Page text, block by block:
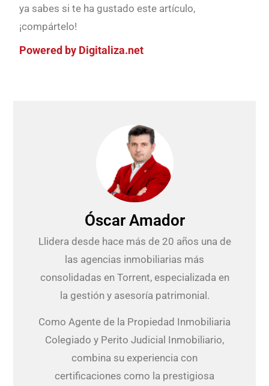
ya sabes si te ha gustado este artículo,
¡compártelo!
Powered by Digitaliza.net
Óscar Amador
Llidera desde hace más de 20 años una de
las agencias inmobiliarias más
consolidadas en Torrent, especializada en
la gestión y asesoría patrimonial.
Como Agente de la Propiedad Inmobiliaria
Colegiado y Perito Judicial Inmobiliario,
combina su experiencia con
certificaciones como la prestigiosa